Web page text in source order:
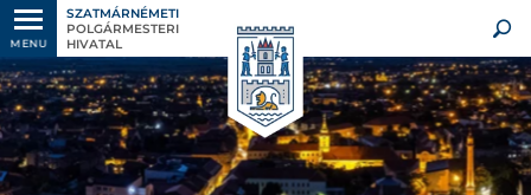
MENU
SZATMÁRNÉMETI
POLGÁRMESTERI
HIVATAL